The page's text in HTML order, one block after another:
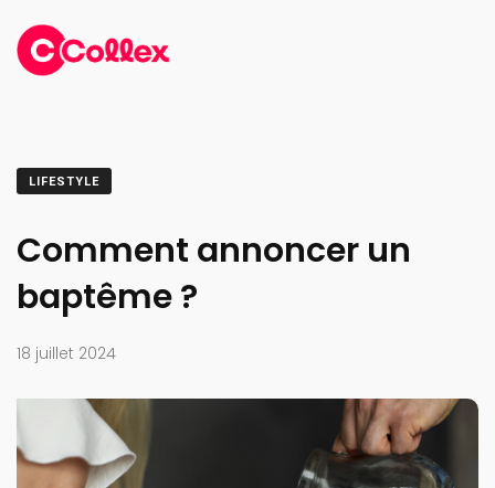
LIFESTYLE
Comment annoncer un
baptême ?
18 juillet 2024